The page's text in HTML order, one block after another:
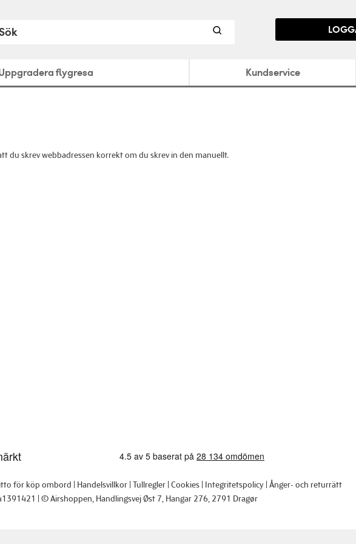
flygresa Kundservice
du skrev webbadressen korrekt om du skrev in den manuellt.
för köp ombord Handelsvillkor Tullregler Cookies Integritetspolicy Ånger- och returrätt
© Airshoppen , Handlingsvej Øst 7, Hangar 276, 2791 Dragør